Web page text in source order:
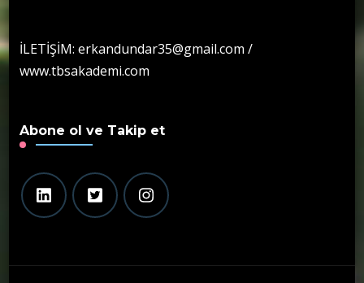
İLETİŞİM: erkandundar35@gmail.com /
www.tbsakademi.com
Abone ol ve Takip et